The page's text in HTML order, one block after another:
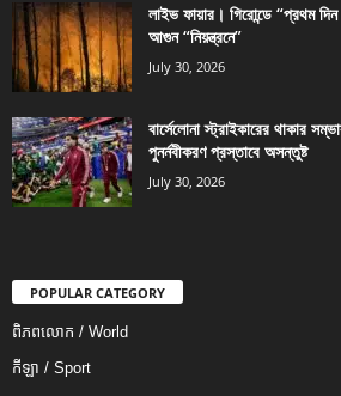
লাইভ ফায়ার। গিরোন্ডে “প্রথম
আগুন “নিয়ন্ত্রনে”
July 30, 2026
বার্সেলোনা স্ট্রাইকারের থাকার
পুনর্নবীকরণ প্রস্তাবে অসন্তুষ্ট
July 30, 2026
POPULAR CATEGORY
ពិភពលោក / World
កីឡា / Sport